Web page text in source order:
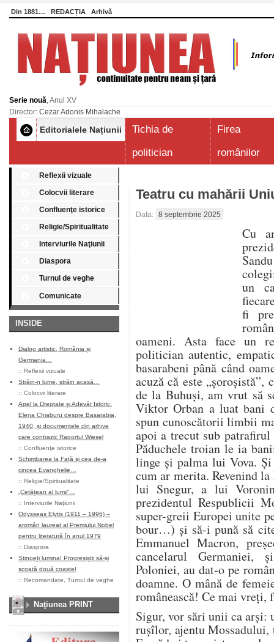
Din 1881… REDACȚIA Arhivă
Serie nouă, Anul XV
Director: Cezar Adonis Mihalache
Editorialele Națiunii
Tichia de
politician
Firea
românilor
Reflexii vizuale
Colocvii literare
Confluenţe istorice
Religie/Spiritualitate
Interviurile Naţiunii
Diaspora
Turnul de veghe
Comunicate
INSIDE
Dialog artistic, România și
Germania…
:: Reflexii vizuale
Străin-n lume, străin acasă…
:: Colocvii literare
Apel la Dreptate și Adevăr Istoric:
Elena Chiaburu despre Basarabia,
1940, și documentele din arhive
care contrazic Raportul Wiesel
:: Confluenţe istorice
Schimbarea la Față și cea de-a
cincea Evanghelie…
:: Religie/Spiritualitate
„Cetățean al lumii”…
:: Interviurile Naţiunii
Odysseas Elytis (1911 – 1996) –
aromân laureat al Premiului Nobel
pentru literatură în anul 1979
:: Diaspora
Stingeți lumina! Progresiștii să-și
scoată două coaste!
:: Recomandate Turnul de veghe
Naţiunea PRINT
Teatru cu mahării
Data: 8 septembrie 2025
Cu
un
fi
oameni. Asta face un
politician autentic,
basarabeni până când
acuză că este
de la Buhuși, am vrut să
Viktor Orban a luat bani
spun cunoscătorii limbii
apoi a trecut sub
Păduchele troian le ia
linge și palma lui Vova.
cum ar merita. Revenind
lui Snegur, a lui
prezidentul Respublicii
super-greii Europei unite
bour…) și să-i pună să
Emmanuel Macron,
cancelarul Germaniei,
Poloniei, au dat-o pe
doamne. O mână de
românească! Ce mai vreți,
Sigur, vor sări unii ca arși:
rușîlor, ajentu